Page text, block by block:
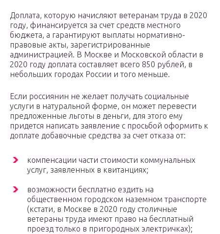
Доплата, которую начисляют ветеранам труда в 2020
году, финансируется за счет средств местного
бюджета, а гарантируют выплаты нормативно-
правовые акты, зарегистрированные
администрацией. В Москве и Московской области в
2020 году доплата составляет всего 850 рублей, в
небольших городах России и того меньше.
Если россиянин не желает получать социальные
услуги в натуральной форме, он может перевести
предложенные льготы в деньги, для этого ему
придется написать заявление с просьбой оформить к
доплате добавочные средства за счет отказа от:
компенсации части стоимости коммунальных
услуг, заявленных в квитанциях;
возможности бесплатно ездить на
общественном городском наземном транспорте
(кстати, в Москве в 2020 году столичные
ветераны труда имеют право на бесплатный
проезд только в пригородных электричках);